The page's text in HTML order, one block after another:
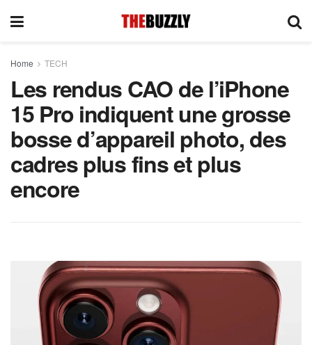
Home TECH
Les rendus CAO de l’iPhone
15 Pro indiquent une grosse
bosse d’appareil photo, des
cadres plus fins et plus
encore